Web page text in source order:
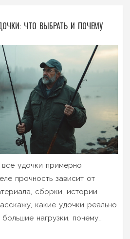
ЧТО ВЫБРАТЬ И ПОЧЕМУ
удочки примерно
прочность зависит от
сборки, истории
какие удочки реально
нагрузки, почему